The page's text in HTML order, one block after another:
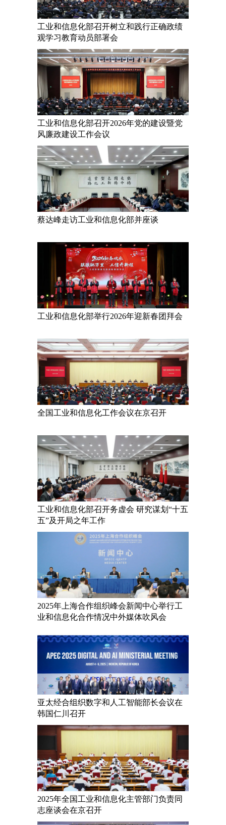
工业和信息化部召开树立和践行正确政绩
观学习教育动员部署会
工业和信息化部召开2026年党的建设暨党
风廉政建设工作会议
蔡达峰走访工业和信息化部并座谈
工业和信息化部举行2026年迎新春团拜会
全国工业和信息化工作会议在京召开
工业和信息化部召开务虚会 研究谋划“十五
五”及开局之年工作
2025年上海合作组织峰会新闻中心举行工
业和信息化合作情况中外媒体吹风会
亚太经合组织数字和人工智能部长会议在
韩国仁川召开
2025年全国工业和信息化主管部门负责同
志座谈会在京召开